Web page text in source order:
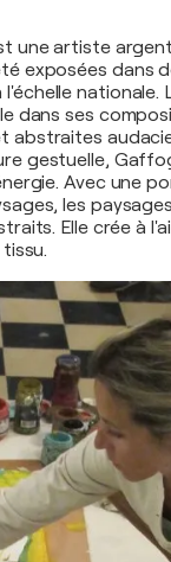
une artiste
exposées dans
nationale.
dans ses
abstraites
gestuelle,
Avec une
les
Elle crée à